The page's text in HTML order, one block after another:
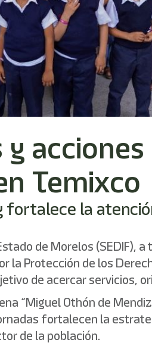
y
Temixco
fortalece la
de Morelos (SEDIF),
Protección de los
de acercar servicios,
“Miguel Othón de
fortalecen la
de la población.